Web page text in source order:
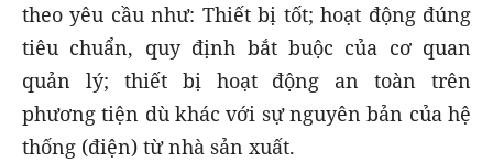
theo yêu cầu như: Thiết bị tốt; hoạt động đúng
tiêu chuẩn, quy định bắt buộc của cơ quan
quản lý; thiết bị hoạt động an toàn trên
phương tiện dù khác với sự nguyên bản của hệ
thống (điện) từ nhà sản xuất.